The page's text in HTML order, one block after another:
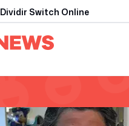
Dividir Switch Online